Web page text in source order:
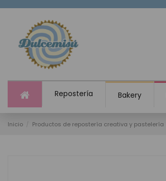
Repostería Bakery
Inicio Productos de repostería creativa y pastelería